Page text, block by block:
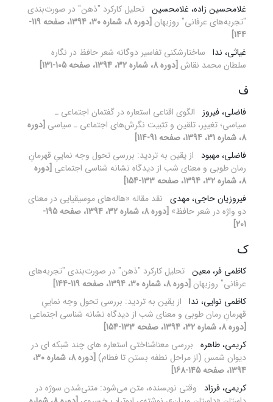
غلامحسین زاده، غلامحسین تحلیل کارکرد "ذهن" در صورت‌بندی
"تجربه‌های عرفانی" روزبهان
[دوره 8، شماره 30، 1394، صفحه 119-
144]
غیاثی، ندا ساختارشکنی تفاسیر دوگانه شعر حافظ در نگاره
سلطان محمد نقاش [دوره 8، شماره 32، 1394، صفحه 105-131]
ف
فاضلی، فیروز
الگوی اقناعی استعاره در گفتمان اجتماعی ـ
سیاسی؛ تغییر، تلقین و تثبیت نگرش‌های اجتماعی ـ سیاسی [دوره
8، شماره 31، 1394، صفحه 91-114]
فاضلی، مهبود از یقین به تردید: بررسی تحول وجه نماییِ قهرمانِ
رمان طوبی و معنای شب از دیدگاه نشانه شناسی اجتماعی [دوره
8، شماره 32، 1394، صفحه 133-154]
فیروزیان حاجی، مهدی نقد مقاله «هاله‌های موسیقیایی در معنای
دو واژه در شعر حافظ»
[دوره 8، شماره 32، 1394، صفحه 195-
201]
ک
کاظمی فر، معین تحلیل کارکرد "ذهن" در صورت‌بندی "تجربه‌های
عرفانی" روزبهان [دوره 8، شماره 30، 1394، صفحه 119-144]
کاظمی نوایی، ندا از یقین به تردید: بررسی تحول وجه نماییِ
قهرمانِ رمان طوبی و معنای شب از دیدگاه نشانه شناسی اجتماعی
[دوره 8، شماره 32، 1394، صفحه 133-154]
کریمی، طاهره بررسی معناشناختی استعاره های چند شبکه ای در
دیوان شمس (از مراحل نطفه بستن تا فطام)
[دوره 8، شماره 30،
1394، صفحه 145-168]
کریمی، فرزاد وقتی نویسنده، متن می‌شود: متنی‌شدن سوژه‌ در